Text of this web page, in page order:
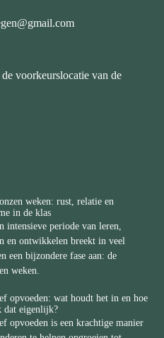
voorkeurslocatie van de
weken: rust, relatie en
in de klas
intensieve periode van leren,
en ontwikkelen breekt in veel
een bijzondere fase aan: de
weken.
opvoeden: wat houdt het in en hoe
dat eigenlijk?
opvoeden is een krachtige manier